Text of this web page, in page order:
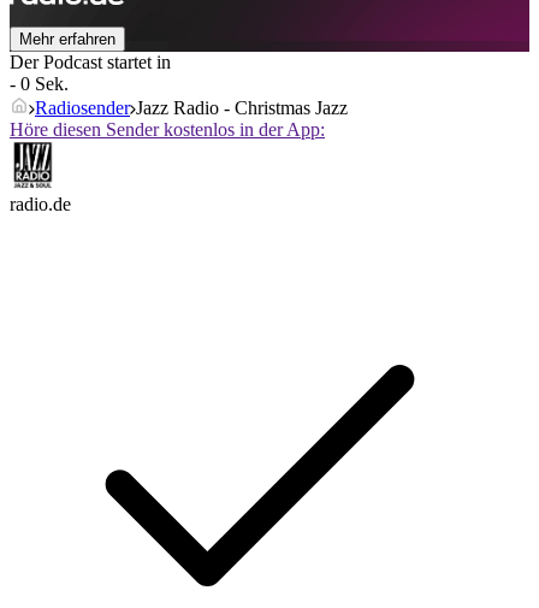
Mehr erfahren
Der Podcast startet in
- 0 Sek.
Radiosender Jazz Radio - Christmas Jazz
Höre diesen Sender kostenlos in der App:
radio.de